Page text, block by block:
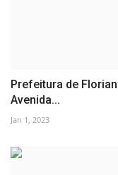
Prefeitura de
Avenida...
Jan 1, 2023